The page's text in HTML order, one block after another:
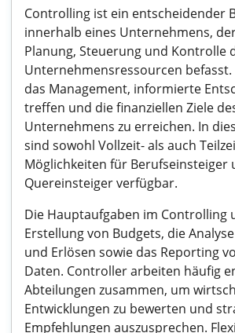
Controlling ist ein entscheidender
innerhalb eines Unternehmens,
Planung, Steuerung und Kontrolle
Unternehmensressourcen
das Management, informierte
treffen und die finanziellen Ziele
Unternehmens zu erreichen. In
sind sowohl Vollzeit- als auch
Möglichkeiten für Berufseinsteiger
Quereinsteiger verfügbar.
Die Hauptaufgaben im Controlling
Erstellung von Budgets, die
und Erlösen sowie das Reporting
Daten. Controller arbeiten häufig
Abteilungen zusammen, um
Entwicklungen zu bewerten und
Empfehlungen auszusprechen.